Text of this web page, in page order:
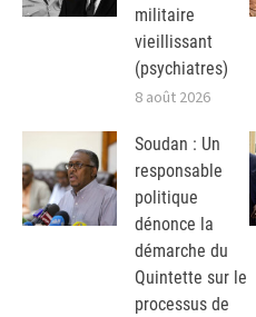
militaire
vieillissant
(psychiatres)
8 août 2026
Soudan : Un
responsable
politique
dénonce la
démarche du
Quintette sur le
processus de